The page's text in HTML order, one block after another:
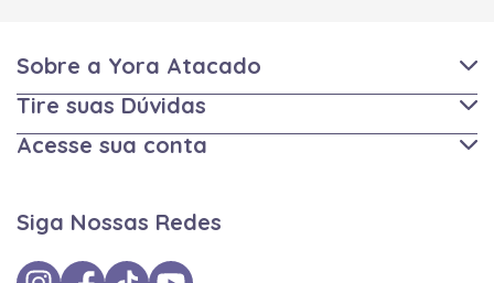
Sobre a Yora Atacado
Tire suas Dúvidas
Acesse sua conta
Siga Nossas Redes